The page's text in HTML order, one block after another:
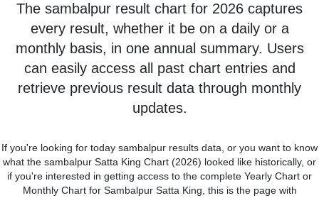
The sambalpur result chart for 2026 captures
every result, whether it be on a daily or a
monthly basis, in one annual summary. Users
can easily access all past chart entries and
retrieve previous result data through monthly
updates.
If you're looking for today sambalpur results data, or you want to know
what the sambalpur Satta King Chart (2026) looked like historically, or
if you're interested in getting access to the complete Yearly Chart or
Monthly Chart for Sambalpur Satta King, this is the page with